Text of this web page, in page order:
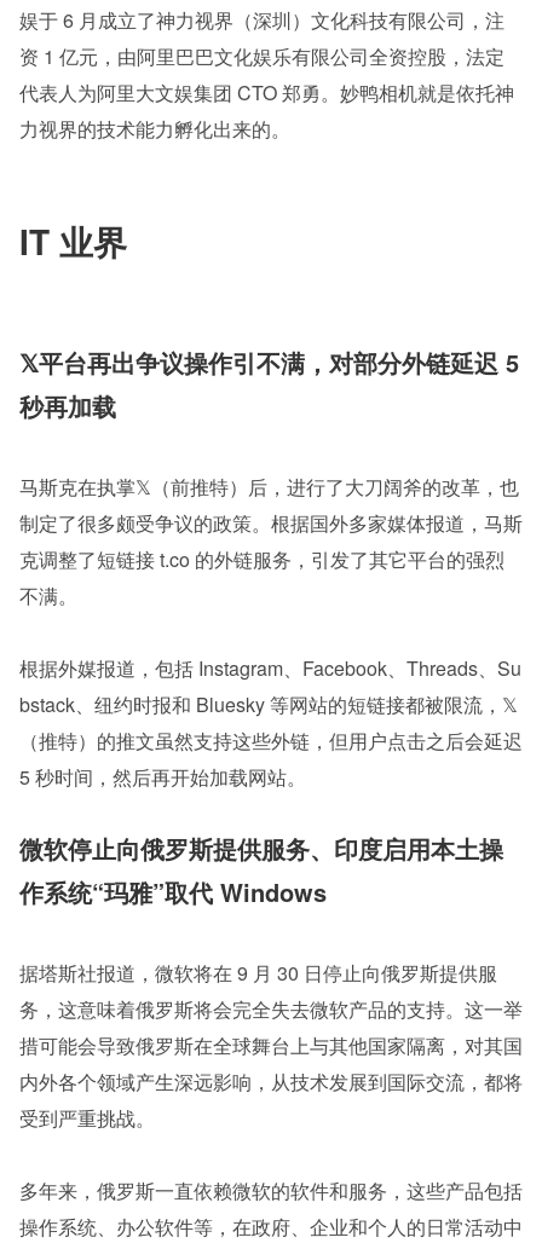
娱于 6 月成立了神力视界（深圳）文化科技有限公司，注
资 1 亿元，由阿里巴巴文化娱乐有限公司全资控股，法定
代表人为阿里大文娱集团 CTO 郑勇。妙鸭相机就是依托神
力视界的技术能力孵化出来的。
IT 业界
𝕏平台再出争议操作引不满，对部分外链延迟 5
秒再加载
马斯克在执掌𝕏（前推特）后，进行了大刀阔斧的改革，也
制定了很多颇受争议的政策。根据国外多家媒体报道，马斯
克调整了短链接 t.co 的外链服务，引发了其它平台的强烈
不满。
根据外媒报道，包括 Instagram、Facebook、Threads、Su
bstack、纽约时报和 Bluesky 等网站的短链接都被限流，𝕏
（推特）的推文虽然支持这些外链，但用户点击之后会延迟
5 秒时间，然后再开始加载网站。
微软停止向俄罗斯提供服务、印度启用本土操
作系统“玛雅”取代 Windows
据塔斯社报道，微软将在 9 月 30 日停止向俄罗斯提供服
务，这意味着俄罗斯将会完全失去微软产品的支持。这一举
措可能会导致俄罗斯在全球舞台上与其他国家隔离，对其国
内外各个领域产生深远影响，从技术发展到国际交流，都将
受到严重挑战。
多年来，俄罗斯一直依赖微软的软件和服务，这些产品包括
操作系统、办公软件等，在政府、企业和个人的日常活动中